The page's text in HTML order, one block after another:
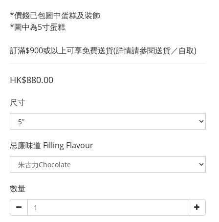
*價錢已包圖中蛋糕及裝飾
*圖中為5寸蛋糕
訂滿$900或以上可享免費送貨(詳情請參閱送貨／自取)
HK$880.00
尺寸
忌廉味道 Filling Flavour
數量